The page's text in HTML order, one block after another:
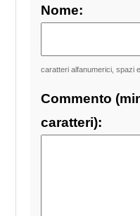
Nome:
caratteri alfanumerici, spazi
Commento
caratteri):